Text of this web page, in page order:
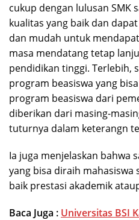
cukup dengan lulusan SMK
kualitas yang baik dan
dan mudah untuk
masa mendatang tetap
pendidikan tinggi. Terlebih,
program beasiswa yang
program beasiswa dari
diberikan dari masing-
tuturnya dalam keterangn
Ia juga menjelaskan bahwa
yang bisa diraih mahasiswa
baik prestasi akademik
Baca Juga : Universitas BSI